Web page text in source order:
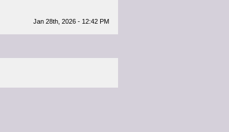
Jan 28th, 2026 - 12:42 PM